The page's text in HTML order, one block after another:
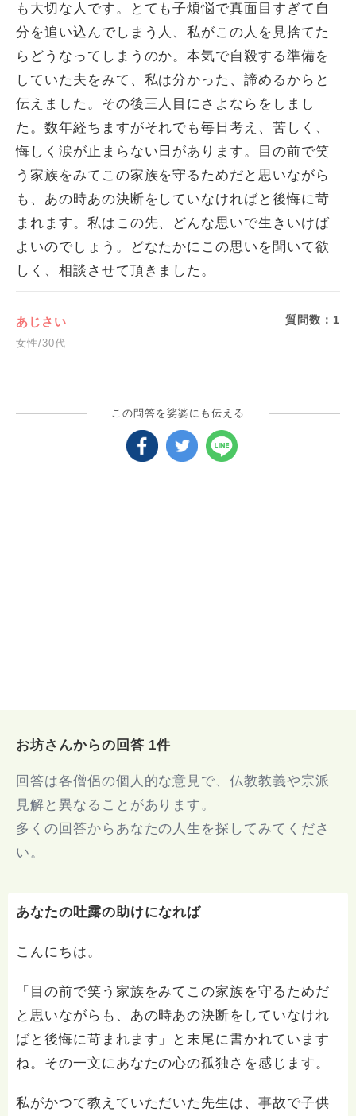
も大切な人です。とても子煩悩で真面目すぎて自
分を追い込んでしまう人、私がこの人を見捨てた
らどうなってしまうのか。本気で自殺する準備を
していた夫をみて、私は分かった、諦めるからと
伝えました。その後三人目にさよならをしまし
た。数年経ちますがそれでも毎日考え、苦しく、
悔しく涙が止まらない日があります。目の前で笑
う家族をみてこの家族を守るためだと思いながら
も、あの時あの決断をしていなければと後悔に苛
まれます。私はこの先、どんな思いで生きいけば
よいのでしょう。どなたかにこの思いを聞いて欲
しく、相談させて頂きました。
あじさい
女性/30代
質問数： 1
この問答を娑婆にも伝える
お坊さんからの回答 1件
回答は各僧侶の個人的な意見で、仏教教義や宗派
見解と異なることがあります。
多くの回答からあなたの人生を探してみてくださ
い。
あなたの吐露の助けになれば
こんにちは。
「目の前で笑う家族をみてこの家族を守るためだ
と思いながらも、あの時あの決断をしていなけれ
ばと後悔に苛まれます」と末尾に書かれています
ね。その一文にあなたの心の孤独さを感じます。
私がかつて教えていただいた先生は、事故で子供